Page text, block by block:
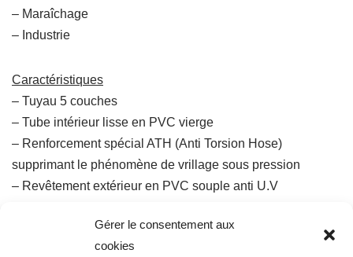
Gérer le consentement aux
cookies
– Maraîchage
– Industrie
Caractéristiques
– Tuyau 5 couches
– Tube intérieur lisse en PVC vierge
– Renforcement spécial ATH (Anti Torsion Hose)
supprimant le phénomène de vrillage sous pression
– Revêtement extérieur en PVC souple anti U.V
– Garantie 12 ans
– Plage de diamètres : Ø15 à 50